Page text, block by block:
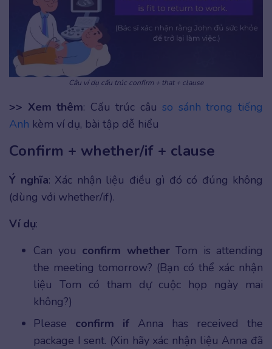
Câu ví dụ cấu trúc confirm + that + clause
>> Xem thêm: Cấu trúc câuso sánh trong tiếng
Anh kèm ví dụ, bài tập dễ hiểu
Confirm + whether/if + clause
Ý nghĩa: Xác nhận liệu điều gì đó có đúng không
(dùng với whether/if).
Ví dụ:
Can you confirm whetherTom is attending
the meeting tomorrow? (Bạn có thể xác nhận
liệu Tom có tham dự cuộc họp ngày mai
không?)
Please confirm if Anna has received the
package I sent. (Xin hãy xác nhận liệu Anna đã